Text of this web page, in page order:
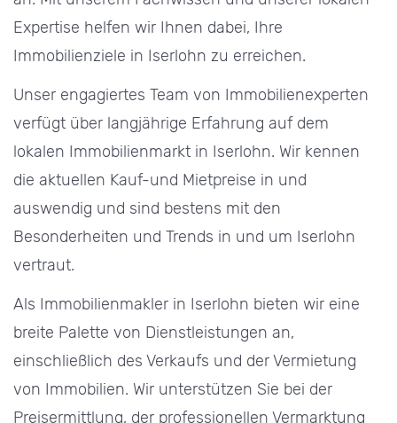
Expertise helfen wir Ihnen dabei, Ihre
Immobilienziele in Iserlohn zu erreichen.
Unser engagiertes Team von Immobilienexperten
verfügt über langjährige Erfahrung auf dem
lokalen Immobilienmarkt in Iserlohn. Wir kennen
die aktuellen Kauf-und Mietpreise in und
auswendig und sind bestens mit den
Besonderheiten und Trends in und um Iserlohn
vertraut.
Als Immobilienmakler in Iserlohn bieten wir eine
breite Palette von Dienstleistungen an,
einschließlich des Verkaufs und der Vermietung
von Immobilien. Wir unterstützen Sie bei der
Preisermittlung, der professionellen Vermarktung